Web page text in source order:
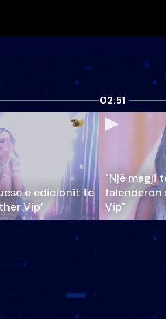
e edicionit të
Vip’
02:51
"Një magji
falenderon
Vip"